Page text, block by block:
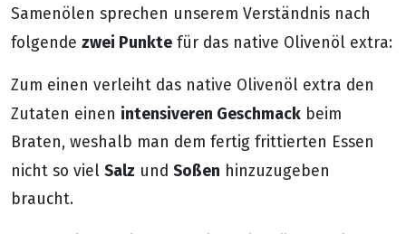
Samenölen sprechen unserem Verständnis nach
folgende zwei Punkte für das native Olivenöl extra:
Zum einen verleiht das native Olivenöl extra den
Zutaten einen intensiveren Geschmack beim
Braten, weshalb man dem fertig frittierten Essen
nicht so viel Salz und Soßen hinzuzugeben
braucht.